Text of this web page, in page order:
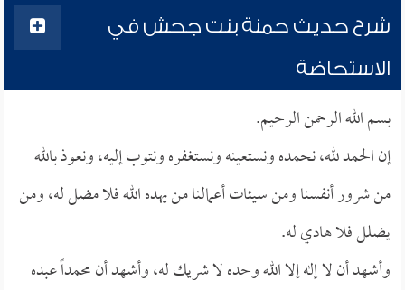
شرح حديث حمنة بنت جحش في
الاستحاضة
بسم الله الرحمن الرحيم.
إن الحمد لله، نحمده ونستعينه ونستغفره ونتوب إليه، ونعوذ بالله
من شرور أنفسنا ومن سيئات أعمالنا من يهده الله فلا مضل له، ومن
يضلل فلا هادي له.
وأشهد أن لا إله إلا الله وحده لا شريك له، وأشهد أن محمداً عبده